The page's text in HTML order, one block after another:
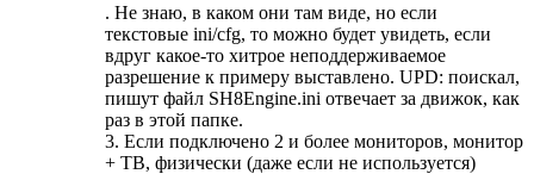
. Не знаю, в каком они там виде, но если
текстовые ini/cfg, то можно будет увидеть, если
вдруг какое-то хитрое неподдерживаемое
разрешение к примеру выставлено. UPD: поискал,
пишут файл SH8Engine.ini отвечает за движок, как
раз в этой папке.
3. Если подключено 2 и более мониторов, монитор
+ ТВ, физически (даже если не используется)